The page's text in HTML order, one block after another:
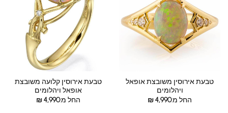
טבעת אירוסין משובצת אופאל
ויהלומים
החל מ:
₪4,990
טבעת אירוסין קלועה משובצת
אופאל ויהלומים
החל מ:
₪4,990